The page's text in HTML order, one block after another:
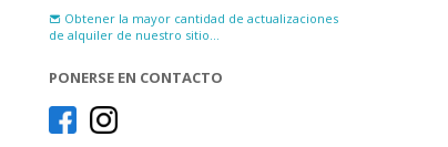
Obtener la mayor cantidad de actualizaciones
de alquiler de nuestro sitio...
PONERSE EN CONTACTO